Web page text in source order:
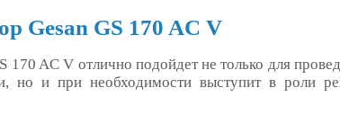
Gesan GS 170 AC V
170 AC V отлично подойдет не только для
но и при необходимости выступит в роли